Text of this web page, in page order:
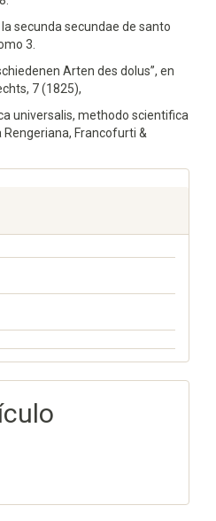
secunda secundae de santo
3.
Arten des dolus”, en
7 (1825),
universalis, methodo scientifica
Francofurti &